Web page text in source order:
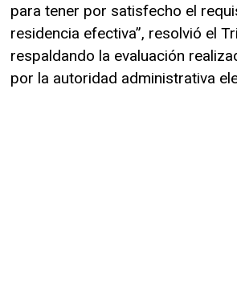
para tener por satisfecho el
residencia efectiva”, resolvió el
respaldando la evaluación
por la autoridad administrativa